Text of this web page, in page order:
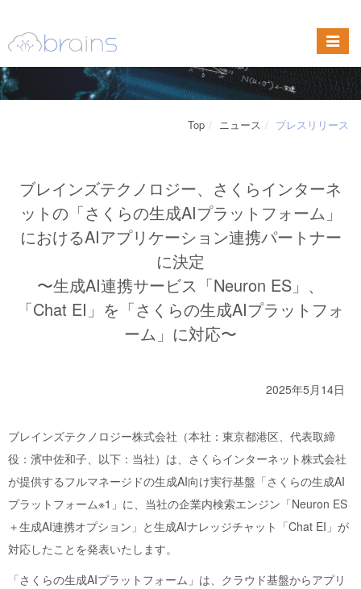
Top ニュース プレスリリース
ブレインズテクノロジー、さくらインターネ
ットの「さくらの生成AIプラットフォーム」
におけるAIアプリケーション連携パートナー
に決定
〜生成AI連携サービス「Neuron ES」、
「Chat EI」を「さくらの生成AIプラットフォ
ーム」に対応〜
2025年5月14日
ブレインズテクノロジー株式会社（本社：東京都港区、代表取締
役：濱中佐和子、以下：当社）は、さくらインターネット株式会社
が提供するフルマネージドの生成AI向け実行基盤「さくらの生成AI
プラットフォーム※1」に、当社の企業内検索エンジン「Neuron ES
＋生成AI連携オプション」と生成AIナレッジチャット「Chat EI」が
対応したことを発表いたします。
「さくらの生成AIプラットフォーム」は、クラウド基盤からアプリ